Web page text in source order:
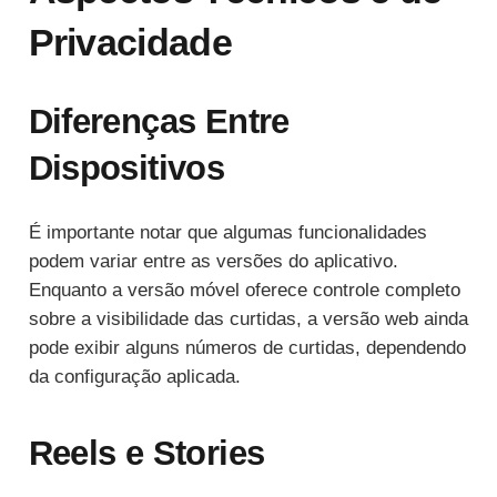
Privacidade
Diferenças Entre
Dispositivos
É importante notar que algumas funcionalidades
podem variar entre as versões do aplicativo.
Enquanto a versão móvel oferece controle completo
sobre a visibilidade das curtidas, a versão web ainda
pode exibir alguns números de curtidas, dependendo
da configuração aplicada.
Reels e Stories